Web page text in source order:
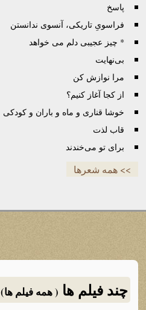
پاسخ
فراسویِ تاریکی، آنسوی ندانستن
* چیز عجیبی دلم می خواهد
بی‌نهایت
مرا نوازش کن
از کجا آغاز کنیم؟
خوشا قناری و ماه و باران و کودکی
قاب لذت
برای تو می‌خندند
>> همه شعرها
چند فیلم ها ( همه فیلم ها)